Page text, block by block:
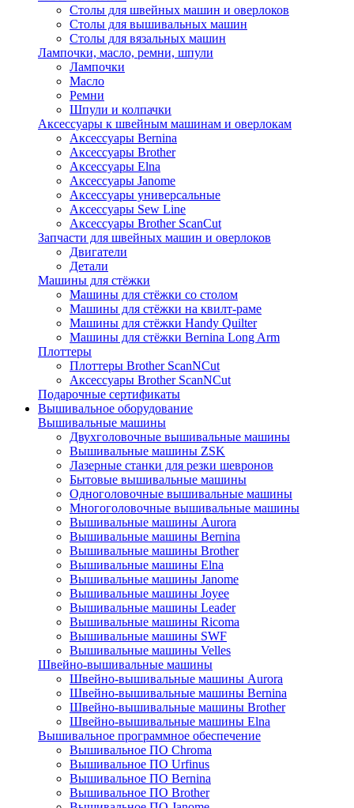
Столы для швейных машин и оверлоков
Столы для вышивальных машин
Столы для вязальных машин
Лампочки, масло, ремни, шпули
Лампочки
Масло
Ремни
Шпули и колпачки
Аксессуары к швейным машинам и оверлокам
Аксессуары Bernina
Аксессуары Brother
Аксессуары Elna
Аксессуары Janome
Аксессуары универсальные
Аксессуары Sew Line
Аксессуары Brother ScanCut
Запчасти для швейных машин и оверлоков
Двигатели
Детали
Машины для стёжки
Машины для стёжки со столом
Машины для стёжки на квилт-раме
Машины для стёжки Handy Quilter
Машины для стёжки Bernina Long Arm
Плоттеры
Плоттеры Brother ScanNCut
Аксессуары Brother ScanNCut
Подарочные сертификаты
Вышивальное оборудование
Вышивальные машины
Двухголовочные вышивальные машины
Вышивальные машины ZSK
Лазерные станки для резки шевронов
Бытовые вышивальные машины
Одноголовочные вышивальные машины
Многоголовочные вышивальные машины
Вышивальные машины Aurora
Вышивальные машины Bernina
Вышивальные машины Brother
Вышивальные машины Elna
Вышивальные машины Janome
Вышивальные машины Joyee
Вышивальные машины Leader
Вышивальные машины Ricoma
Вышивальные машины SWF
Вышивальные машины Velles
Швейно-вышивальные машины
Швейно-вышивальные машины Aurora
Швейно-вышивальные машины Bernina
Швейно-вышивальные машины Brother
Швейно-вышивальные машины Elna
Вышивальное программное обеспечение
Вышивальное ПО Chroma
Вышивальное ПО Urfinus
Вышивальное ПО Bernina
Вышивальное ПО Brother